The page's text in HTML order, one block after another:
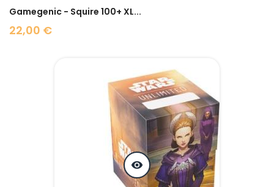
Gamegenic - Squire 100+ XL...
22,00 €
Prix
visibility